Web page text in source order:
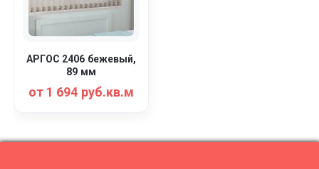
АРГОС 2406 бежевый,
89 мм
от 1 694 руб.кв.м